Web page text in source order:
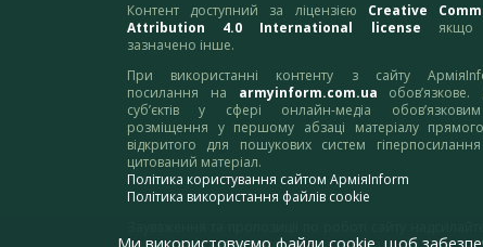
Контент доступний за ліцензією Creative
Attribution 4.0 International license якщо
зазначено інше.
При використанні контенту з сайту
посилання на armyinform.com.ua обов’язкове.
суб’єктів у сфері онлайн-медіа
розміщення у першому абзаці матеріалу
відкритого для пошукових систем
цитований матеріал.
Політика користування сайтом АрміяInform
Політика використання файлів cookie